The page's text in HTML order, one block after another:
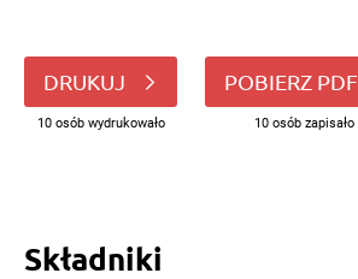
DRUKUJ
10 osób wydrukowało
POBIERZ PDF
10 osób zapisało
Składniki